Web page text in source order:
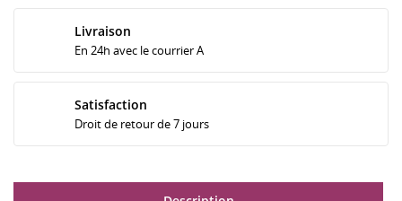
Livraison
En 24h avec le courrier A
Satisfaction
Droit de retour de 7 jours